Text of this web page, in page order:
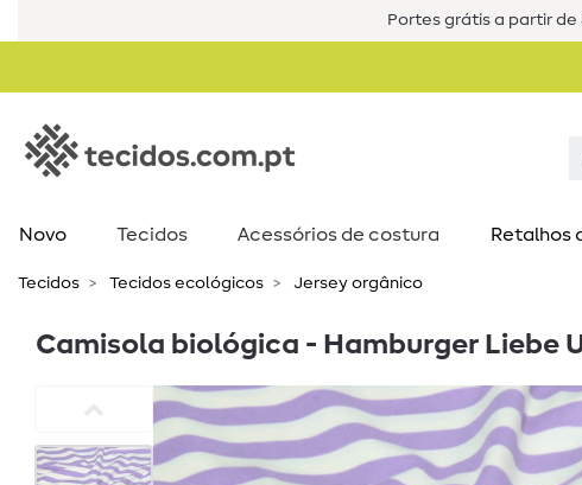
Portes grátis a partir de
Novo Tecidos Acessórios de costura​ Retalhos
Tecidos Tecidos ecológicos Jersey orgânico
Camisola biológica - Hamburger Liebe